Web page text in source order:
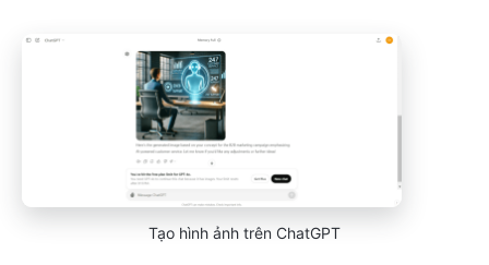
Tạo hình ảnh trên ChatGPT